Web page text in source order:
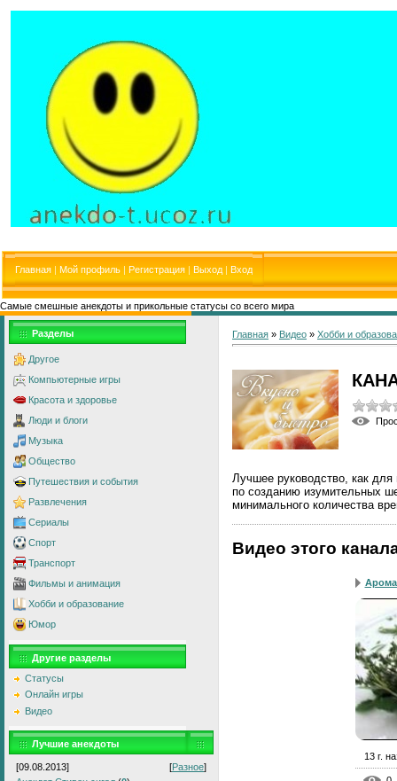
Главная | Мой профиль | Регистрация | Выход | Вход
Самые смешные анекдоты и прикольные статусы со всего мира
Разделы
Другое
Компьютерные игры
Красота и здоровье
Люди и блоги
Музыка
Общество
Путешествия и события
Развлечения
Сериалы
Спорт
Транспорт
Фильмы и анимация
Хобби и образование
Юмор
Другие разделы
Статусы
Онлайн игры
Видео
Лучшие анекдоты
[09.08.2013] [Разное]
Главная » Видео » Хобби и
Лучшее руководство, как
по созданию изумительных
минимального количества
Видео этого
13 г.